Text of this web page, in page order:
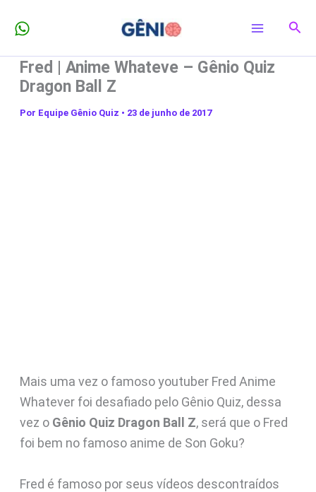
para
conteúdo
Fred | Anime Whateve – Gênio Quiz
Dragon Ball Z
Por Equipe Gênio Quiz • 23 de junho de 2017
Mais uma vez o famoso youtuber Fred Anime
Whatever foi desafiado pelo Gênio Quiz, dessa
vez o Gênio Quiz Dragon Ball Z, será que o Fred
foi bem no famoso anime de Son Goku?
Fred é famoso por seus vídeos descontraídos